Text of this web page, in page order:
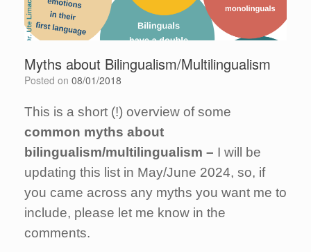
Myths about Bilingualism/Multilingualism
Posted on 08/01/2018
This is a short (!) overview of some
common myths about
bilingualism/multilingualism – I will be
updating this list in May/June 2024, so, if
you came across any myths you want me to
include, please let me know in the
comments.